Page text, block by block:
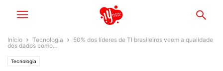
Início Tecnologia
50% dos líderes de TI brasileiros veem a qualidade
dos dados como...
Tecnologia